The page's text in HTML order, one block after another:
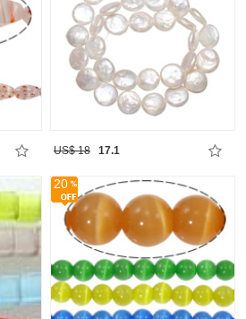
US$ 18 17.1
20